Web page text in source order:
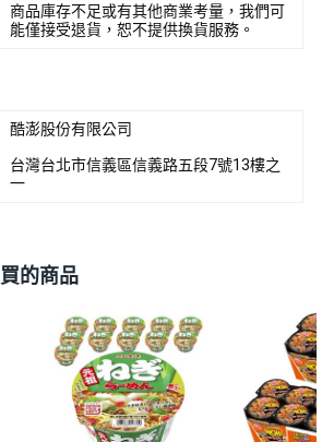
商品庫存不足或有其他商業考量，我們可
能僅接受退貨，恕不提供換貨服務。
酷澎股份有限公司
台灣台北市信義區信義路五段7號13樓之
一
的商品